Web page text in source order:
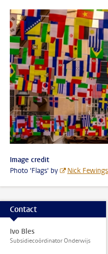
Image credit
Photo 'Flags' by
Nick Fewings
Contact
Ivo Bles
Subsidiecoördinator Onderwijs